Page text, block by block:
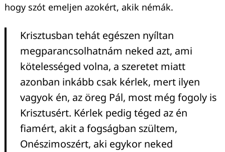
hogy szót emeljen azokért, akik némák.
Krisztusban tehát egészen nyíltan
megparancsolhatnám neked azt, ami
kötelességed volna, a szeretet miatt
azonban inkább csak kérlek, mert ilyen
vagyok én, az öreg Pál, most még fogoly is
Krisztusért. Kérlek pedig téged az én
fiamért, akit a fogságban szültem,
Onészimoszért, aki egykor neked